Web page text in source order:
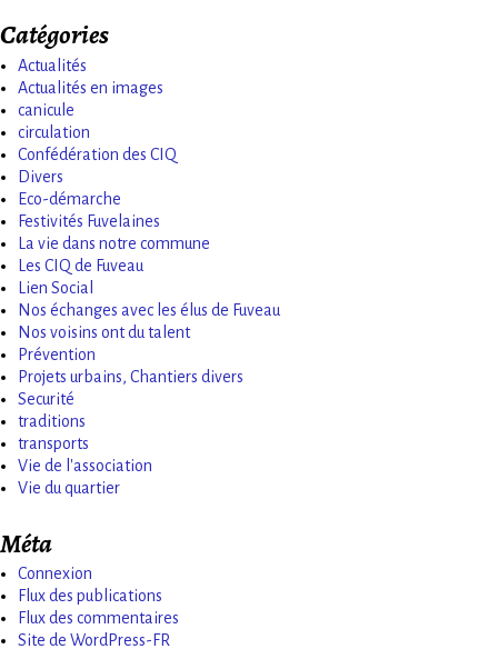
Catégories
Actualités
Actualités en images
canicule
circulation
Confédération des CIQ
Divers
Eco-démarche
Festivités Fuvelaines
La vie dans notre commune
Les CIQ de Fuveau
Lien Social
Nos échanges avec les élus de Fuveau
Nos voisins ont du talent
Prévention
Projets urbains, Chantiers divers
Securité
traditions
transports
Vie de l'association
Vie du quartier
Méta
Connexion
Flux des publications
Flux des commentaires
Site de WordPress-FR